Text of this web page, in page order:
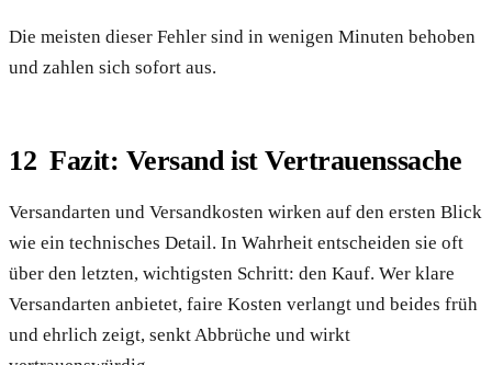
Die meisten dieser Fehler sind in wenigen Minuten behoben
und zahlen sich sofort aus.
Fazit: Versand ist Vertrauenssache
Versandarten und Versandkosten wirken auf den ersten Blick
wie ein technisches Detail. In Wahrheit entscheiden sie oft
über den letzten, wichtigsten Schritt: den Kauf. Wer klare
Versandarten anbietet, faire Kosten verlangt und beides früh
und ehrlich zeigt, senkt Abbrüche und wirkt